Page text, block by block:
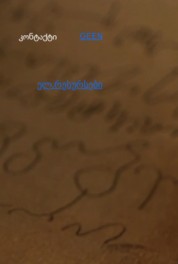
კონტაქტი GEEN
ელ.რესურსები